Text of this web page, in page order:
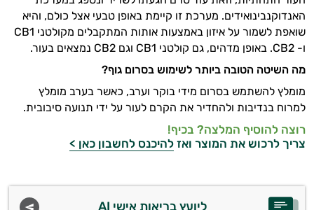
האנדוקנבינואידים. מערכת זו קיימת באופן טבעי אצל כולם, והיא
שואפת לשמור על איזון באמצעות אותות המתקבלים מקולטני CB1
ו- CB2. באופן מדהים, גם קולטני CB1 וגם CB2 נמצאים בעור.
מה השיטה הטובה ביותר לשימוש בסרום גוף?
מומלץ להשתמש בסרום מידי בוקר וערב, כאשר בערב מומלץ
למרוח בנדיבות ולהחדיר את הקרם לעור על ידי תנועה סיבובית.
רוצה להוסיף המלצה? בכיף!
צריך לרכוש את המוצר ואז להיכנס לחשבון כאן >
ליועץ בריאות אישי AI
היי,
התשובות שלי מבוססות על מאגרי מידע קליניים